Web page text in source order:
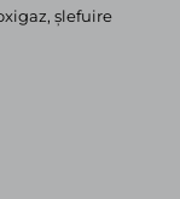
șlefuire